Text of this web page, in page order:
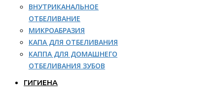
ВНУТРИКАНАЛЬНОЕ
ОТБЕЛИВАНИЕ
МИКРОАБРАЗИЯ
КАПА ДЛЯ ОТБЕЛИВАНИЯ
КАППА ДЛЯ ДОМАШНЕГО
ОТБЕЛИВАНИЯ ЗУБОВ
ГИГИЕНА